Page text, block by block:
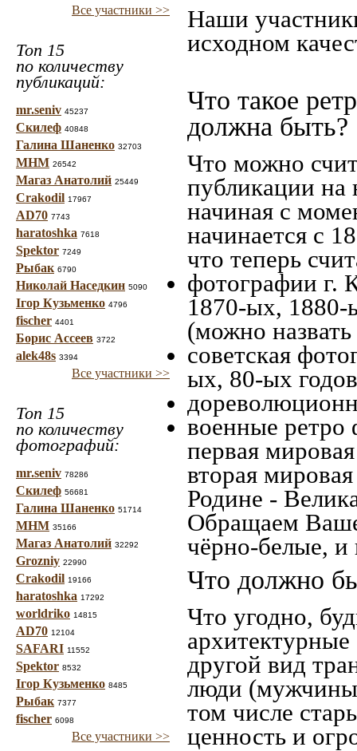
Все участники >>
Топ 15
по количеству
публикаций:
mr.seniv 45237
Скилеф 40848
Галина Шаненко 32703
МНМ 26542
Магаз Анатолий 25449
Crakodil 17967
AD70 7743
haratoshka 7618
Spektor 7249
Рыбак 6790
Николай Наседкин 5090
Ігор Кузьменко 4796
fischer 4401
Борис Ассеев 3722
alek48s 3394
Все участники >>
Топ 15
по количеству
фотографий:
mr.seniv 78286
Скилеф 56681
Галина Шаненко 51714
МНМ 35166
Магаз Анатолий 32292
Grozniy 22990
Crakodil 19166
haratoshka 17292
worldriko 14815
AD70 12104
SAFARI 11552
Spektor 8532
Ігор Кузьменко 8485
Рыбак 7377
fischer 6098
Все участники >>
Наши
исходном
Что такое
должна быть?
Что можно
публикации
начиная c
начинается с
что теперь
фотографии г.
1870-ых, 1880-
(можно
советская
ых, 80-ых
военные ретро
первая
вторая
Родине -
Обращаем
чёрно-белые, и
Что должно
Что угодно,
другой вид
люди
том числе
ценность и